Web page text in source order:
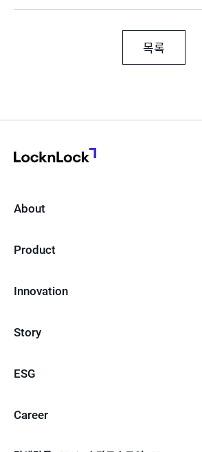
목록
About
Product
Innovation
Story
ESG
Career